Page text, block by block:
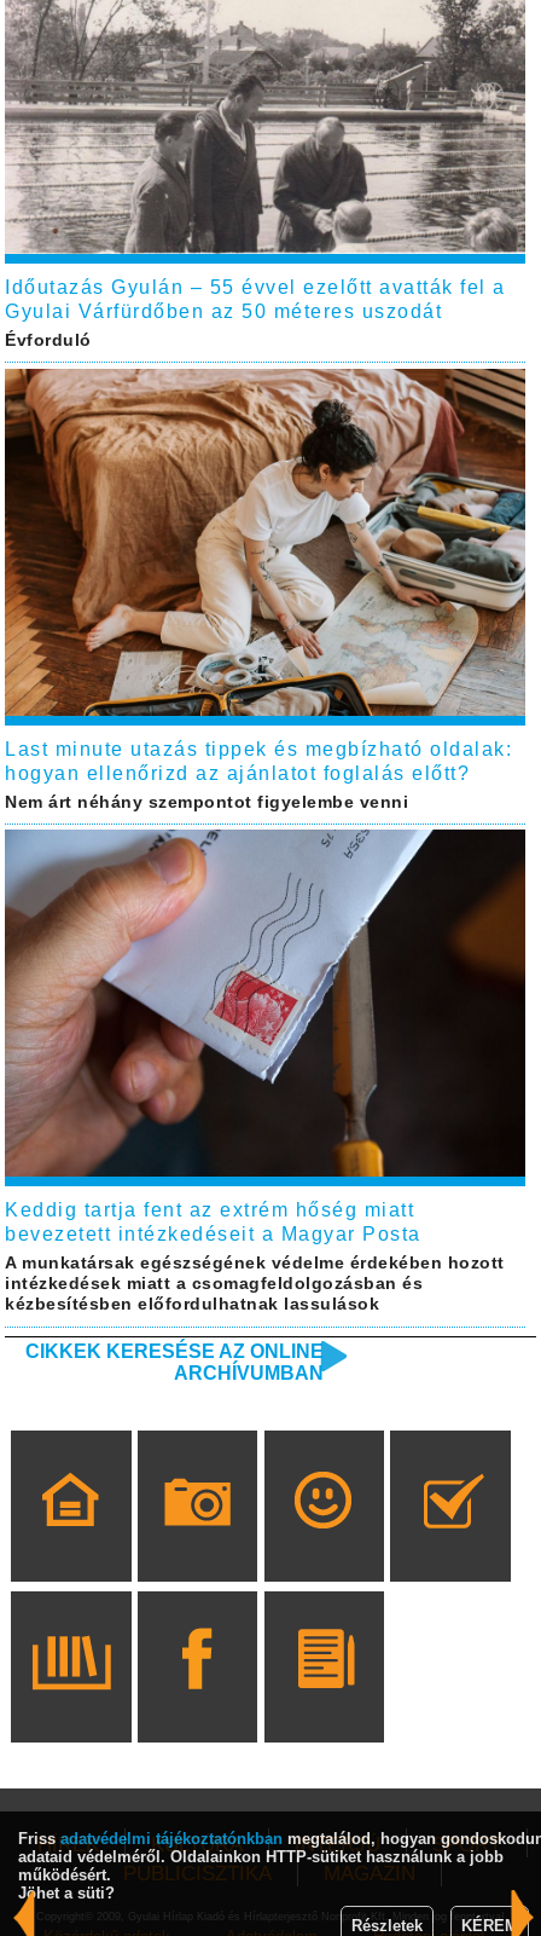
Időutazás Gyulán – 55 évvel ezelőtt avatták fel a
Gyulai Várfürdőben az 50 méteres uszodát
Évforduló
Last minute utazás tippek és megbízható oldalak:
hogyan ellenőrizd az ajánlatot foglalás előtt?
Nem árt néhány szempontot figyelembe venni
Keddig tartja fent az extrém hőség miatt
bevezetett intézkedéseit a Magyar Posta
A munkatársak egészségének védelme érdekében hozott
intézkedések miatt a csomagfeldolgozásban és
kézbesítésben előfordulhatnak lassulások
CIKKEK KERESÉSE AZ ONLINE
ARCHÍVUMBAN
HÍREK KULTÚRA INTERJÚ
SPORT
PUBLICISZTIKA
MAGAZIN
Copyright© 2009, Gyulai Hírlap Kiadó és Hírlapterjesztő Nonprofit Kft. Minden jog fenntartva!
Friss adatvédelmi tájékoztatónkban megtalálod, hogyan
adataid védelméről. Oldalainkon HTTP-sütiket használunk a jobb
működésért.
Jöhet a süti?
Részletek
KÉREM